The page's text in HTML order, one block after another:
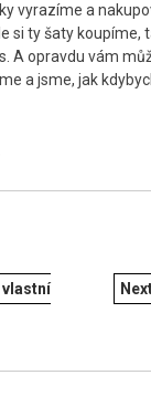
vyrazíme a
si ty šaty koupíme,
A opravdu vám
a jsme, jak
vlastní